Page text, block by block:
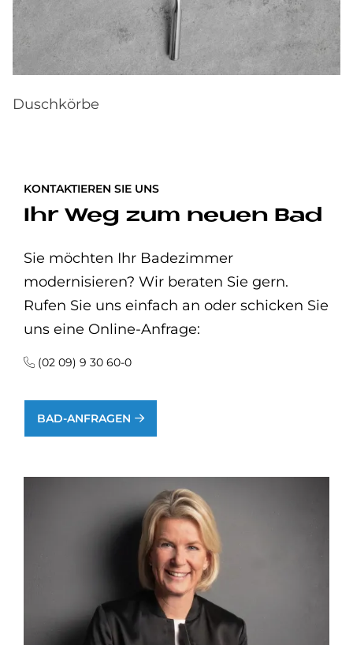
Duschkörbe
KONTAKTIEREN SIE UNS
Ihr Weg zum neuen Bad
Sie möchten Ihr Badezimmer
modernisieren? Wir beraten Sie gern.
Rufen Sie uns einfach an oder schicken Sie
uns eine Online-Anfrage:
(02 09) 9 30 60-0
BAD-ANFRAGEN